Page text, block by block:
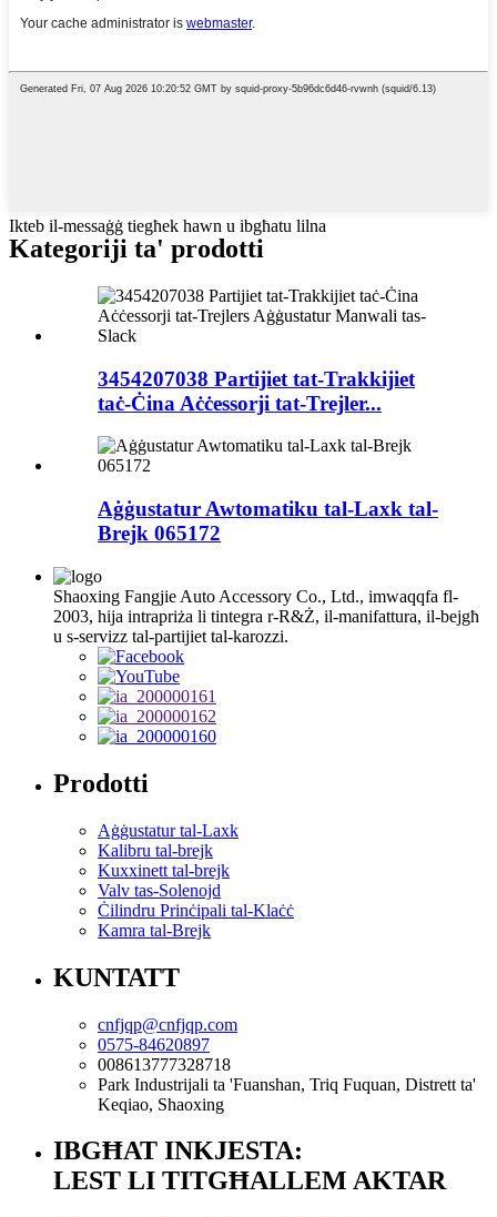
Ikteb il-messaġġ tiegħek hawn u ibgħatu lilna
Kategoriji ta' prodotti
3454207038 Partijiet tat-Trakkijiet
taċ-Ċina Aċċessorji tat-Trejler...
Aġġustatur Awtomatiku tal-Laxk tal-
Brejk 065172
Shaoxing Fangjie Auto Accessory Co., Ltd., imwaqqfa fl-
2003, hija intrapriża li tintegra r-R&Ż, il-manifattura, il-bejgħ
u s-servizz tal-partijiet tal-karozzi.
Prodotti
Aġġustatur tal-Laxk
Kalibru tal-brejk
Kuxxinett tal-brejk
Valv tas-Solenojd
Ċilindru Prinċipali tal-Klaċċ
Kamra tal-Brejk
KUNTATT
cnfjqp@cnfjqp.com
0575-84620897
008613777328718
Park Industrijali ta 'Fuanshan, Triq Fuquan, Distrett ta'
Keqiao, Shaoxing
IBGĦAT INKJESTA:
LEST LI TITGĦALLEM AKTAR